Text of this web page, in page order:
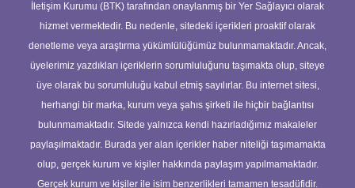
İletişim Kurumu (BTK) tarafından onaylanmış bir Yer Sağlayıcı olarak
hizmet vermektedir. Bu nedenle, sitedeki içerikleri proaktif olarak
denetleme veya araştırma yükümlülüğümüz bulunmamaktadır. Ancak,
üyelerimiz yazdıkları içeriklerin sorumluluğunu taşımakta olup, siteye
üye olarak bu sorumluluğu kabul etmiş sayılırlar. Bu internet sitesi,
herhangi bir marka, kurum veya şahıs şirketi ile hiçbir bağlantısı
bulunmamaktadır. Sitede yalnızca kendi hazırladığımız makaleler
paylaşılmaktadır. Burada yer alan içerikler haber niteliği taşımamakta
olup, gerçek kurum ve kişiler hakkında paylaşım yapılmamaktadır.
Gerçek kurum ve kişiler ile isim benzerlikleri tamamen tesadüfidir.